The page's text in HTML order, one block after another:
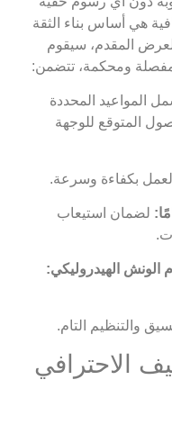
هي أساس بناء الثقة
المقدم، سيقوم
ومحكمة، تتضمن:
المواعيد المحددة
المتوقع للوجهة
بكفاءة وسرعة.
لضمان استيعاب
الونش الهيدروليكي:
والتنظيم التام.
الاحترافي